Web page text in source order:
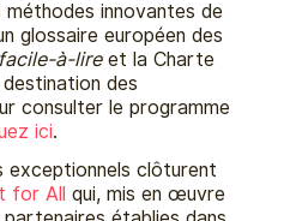
innovantes de
glossaire européen des
facile-à-lireet la Charte
des
consulter le programme
ici.
exceptionnels clôturent
for All qui, mis en œuvre